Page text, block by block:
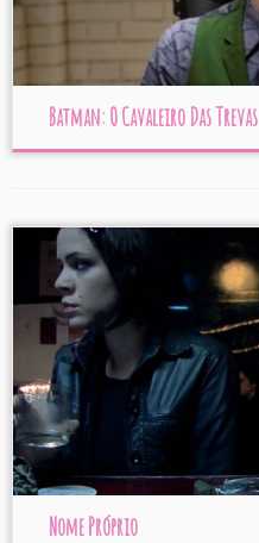
Batman: O Cavaleiro Das Trevas
Nome Próprio